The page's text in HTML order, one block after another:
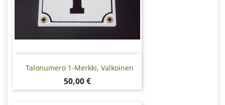
Talonumero 1-Merkki, Valkoinen
Hinta
50,00 €